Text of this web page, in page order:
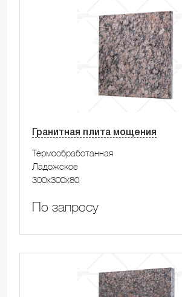
Гранитная плита мощения
Термообработанная
Ладожское
300x300x80
По запросу